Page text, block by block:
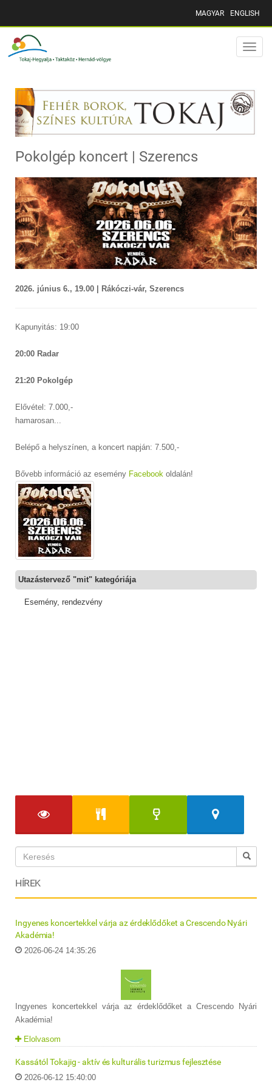
MAGYAR ENGLISH
Toggle
Pokolgép koncert | Szerencs
2026. június 6., 19.00 | Rákóczi-vár, Szerencs
Kapunyitás: 19:00
20:00 Radar
21:20 Pokolgép
Elővétel: 7.000,-
hamarosan...
Belépő a helyszínen, a koncert napján: 7.500,-
Bővebb információ az esemény Facebook oldalán!
Utazástervező "mit" kategóriája
Esemény, rendezvény
HÍREK
Ingyenes koncertekkel várja az érdeklődőket a Crescendo Nyári
Akadémia!
2026-06-24 14:35:26
Ingyenes koncertekkel várja az érdeklődőket a Crescendo Nyári
Akadémia!
Elolvasom
Kassától Tokajig - aktív és kulturális turizmus fejlesztése
2026-06-12 15:40:00